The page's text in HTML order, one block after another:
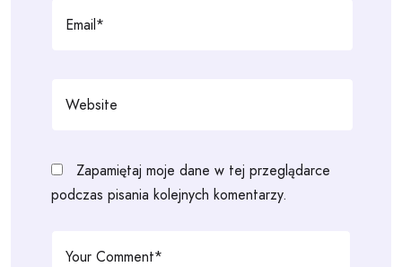
Zapamiętaj moje dane w tej przeglądarce
podczas pisania kolejnych komentarzy.